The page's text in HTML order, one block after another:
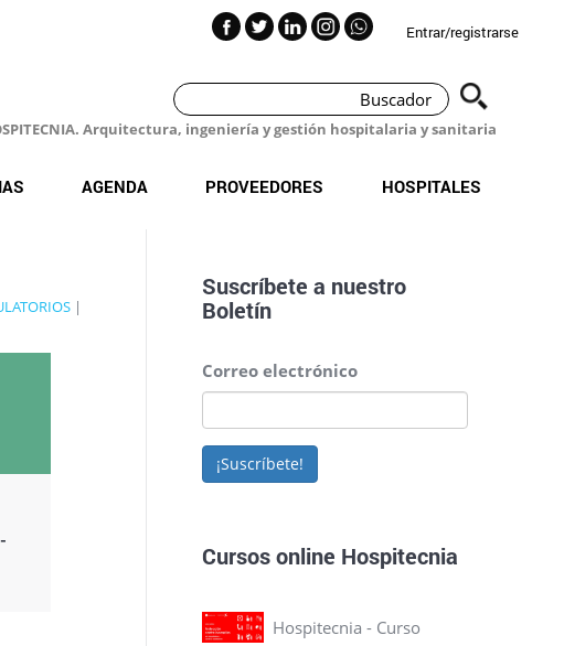
Entrar/registrarse
Arquitectura, ingeniería y gestión hospitalaria y sanitaria
AGENDA PROVEEDORES HOSPITALES
|
Suscríbete a nuestro
Boletín
Correo electrónico
¡Suscríbete!
Cursos online Hospitecnia
Hospitecnia - Curso